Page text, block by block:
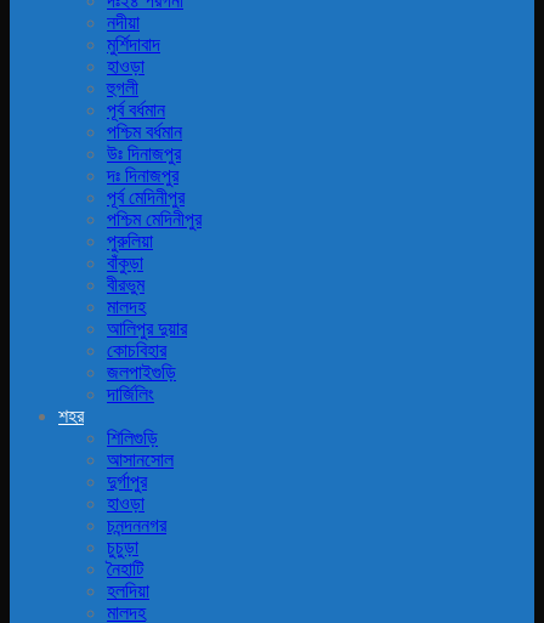
নদীয়া
মুর্শিদাবাদ
হাওড়া
হুগলী
পূর্ব বর্ধমান
পশ্চিম বর্ধমান
উঃ দিনাজপুর
দঃ দিনাজপুর
পূর্ব মেদিনীপুর
পশ্চিম মেদিনীপুর
পুরুলিয়া
বাঁকুড়া
বীরভুম
মালদহ
আলিপুর দুয়ার
কোচবিহার
জলপাইগুড়ি
দার্জিলিং
শহর
শিলিগুড়ি
আসানসোল
দুর্গাপুর
হাওড়া
চনন্দননগর
চুচুড়া
নৈহাটি
হলদিয়া
মালদহ